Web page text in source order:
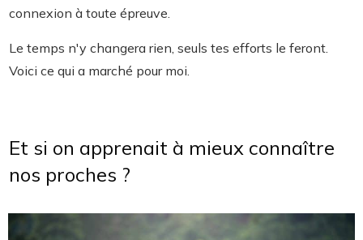
connexion à toute épreuve.
Le temps n'y changera rien, seuls tes efforts le feront.
Voici ce qui a marché pour moi.
Et si on apprenait à mieux connaître
nos proches ?